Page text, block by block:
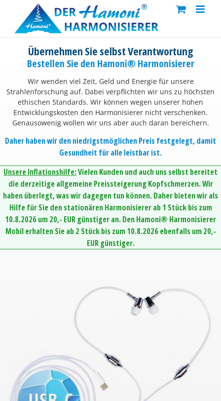
content
Übernehmen Sie selbst Verantwortung
Bestellen Sie den Hamoni® Harmonisierer
Wir wenden viel Zeit, Geld und Energie für unsere
Strahlenforschung auf. Dabei verpflichten wir uns zu höchsten
ethischen Standards. Wir können wegen unserer hohen
Entwicklungskosten den Harmonisierer nicht verschenken.
Genausowenig wollen wir uns aber auch daran bereichern.
Daher haben wir den niedrigstmöglichen Preis festgelegt, damit
Gesundheit für alle leistbar ist.
Unsere Inflationshilfe:Vielen Kunden und auch uns selbst bereitet
die derzeitige allgemeine Preissteigerung Kopfschmerzen. Wir
haben überlegt, was wir dagegen tun können. Daher bieten wir als
Hilfe für Sie den stationären Harmonisierer ab 1 Stück bis zum
10.8.2026 um 20,- EUR günstiger an. Den Hamoni® Harmonisierer
Mobil erhalten Sie ab 2 Stück bis zum 10.8.2026 ebenfalls um 20,-
EUR günstiger.